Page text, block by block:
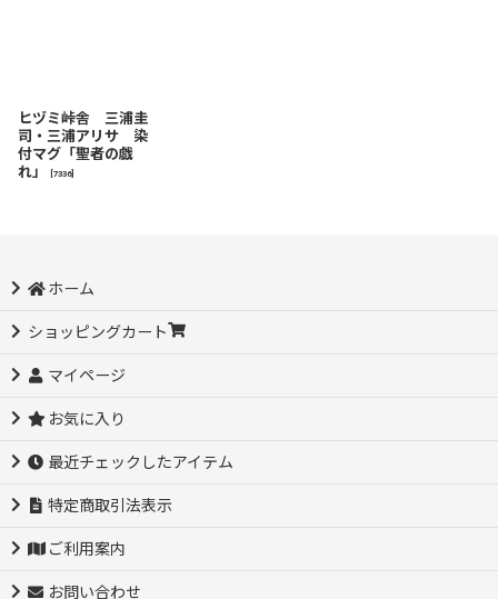
ヒヅミ峠舎 三浦圭
司・三浦アリサ 染
付マグ「聖者の戯
れ」
7336]
ホーム
ショッピングカート
マイページ
お気に入り
最近チェックしたアイテム
特定商取引法表示
ご利用案内
お問い合わせ